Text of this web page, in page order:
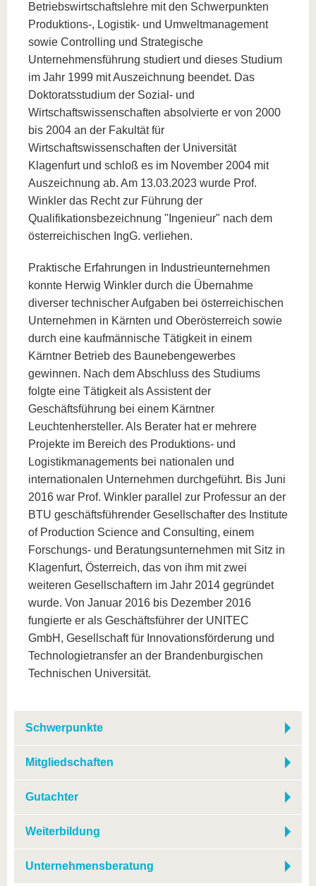
Betriebswirtschaftslehre mit den Schwerpunkten
Produktions-, Logistik- und Umweltmanagement
sowie Controlling und Strategische
Unternehmensführung studiert und dieses Studium
im Jahr 1999 mit Auszeichnung beendet. Das
Doktoratsstudium der Sozial- und
Wirtschaftswissenschaften absolvierte er von 2000
bis 2004 an der Fakultät für
Wirtschaftswissenschaften der Universität
Klagenfurt und schloß es im November 2004 mit
Auszeichnung ab. Am 13.03.2023 wurde Prof.
Winkler das Recht zur Führung der
Qualifikationsbezeichnung "Ingenieur" nach dem
österreichischen IngG. verliehen.
Praktische Erfahrungen in Industrieunternehmen
konnte Herwig Winkler durch die Übernahme
diverser technischer Aufgaben bei österreichischen
Unternehmen in Kärnten und Oberösterreich sowie
durch eine kaufmännische Tätigkeit in einem
Kärntner Betrieb des Baunebengewerbes
gewinnen. Nach dem Abschluss des Studiums
folgte eine Tätigkeit als Assistent der
Geschäftsführung bei einem Kärntner
Leuchtenhersteller. Als Berater hat er mehrere
Projekte im Bereich des Produktions- und
Logistikmanagements bei nationalen und
internationalen Unternehmen durchgeführt. Bis Juni
2016 war Prof. Winkler parallel zur Professur an der
BTU geschäftsführender Gesellschafter des Institute
of Production Science and Consulting, einem
Forschungs- und Beratungsunternehmen mit Sitz in
Klagenfurt, Österreich, das von ihm mit zwei
weiteren Gesellschaftern im Jahr 2014 gegründet
wurde. Von Januar 2016 bis Dezember 2016
fungierte er als Geschäftsführer der UNITEC
GmbH, Gesellschaft für Innovationsförderung und
Technologietransfer an der Brandenburgischen
Technischen Universität.
Schwerpunkte
Mitgliedschaften
Gutachter
Weiterbildung
Unternehmensberatung